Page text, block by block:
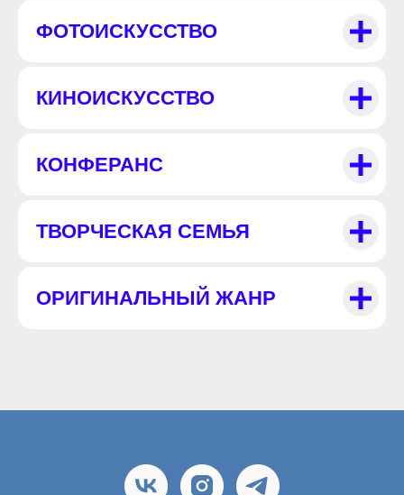
ФОТОИСКУССТВО
КИНОИСКУССТВО
КОНФЕРАНС
ТВОРЧЕСКАЯ СЕМЬЯ
ОРИГИНАЛЬНЫЙ ЖАНР